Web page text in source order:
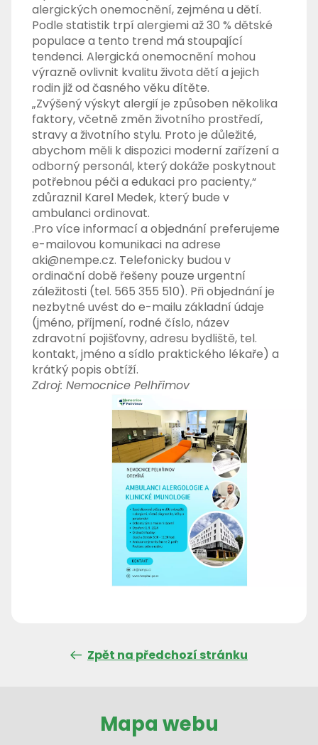
alergických onemocnění, zejména u dětí.
Podle statistik trpí alergiemi až 30 % dětské
populace a tento trend má stoupající
tendenci. Alergická onemocnění mohou
výrazně ovlivnit kvalitu života dětí a jejich
rodin již od časného věku dítěte.
„Zvýšený výskyt alergií je způsoben několika
faktory, včetně změn životního prostředí,
stravy a životního stylu. Proto je důležité,
abychom měli k dispozici moderní zařízení a
odborný personál, který dokáže poskytnout
potřebnou péči a edukaci pro pacienty,“
zdůraznil Karel Medek, který bude v
ambulanci ordinovat.
.Pro více informací a objednání preferujeme
e-mailovou komunikaci na adrese
aki@nempe.cz. Telefonicky budou v
ordinační době řešeny pouze urgentní
záležitosti (tel. 565 355 510). Při objednání je
nezbytné uvést do e-mailu základní údaje
(jméno, příjmení, rodné číslo, název
zdravotní pojišťovny, adresu bydliště, tel.
kontakt, jméno a sídlo praktického lékaře) a
krátký popis obtíží.
Zdroj: Nemocnice Pelhřimov
Zpět na předchozí stránku
Mapa webu